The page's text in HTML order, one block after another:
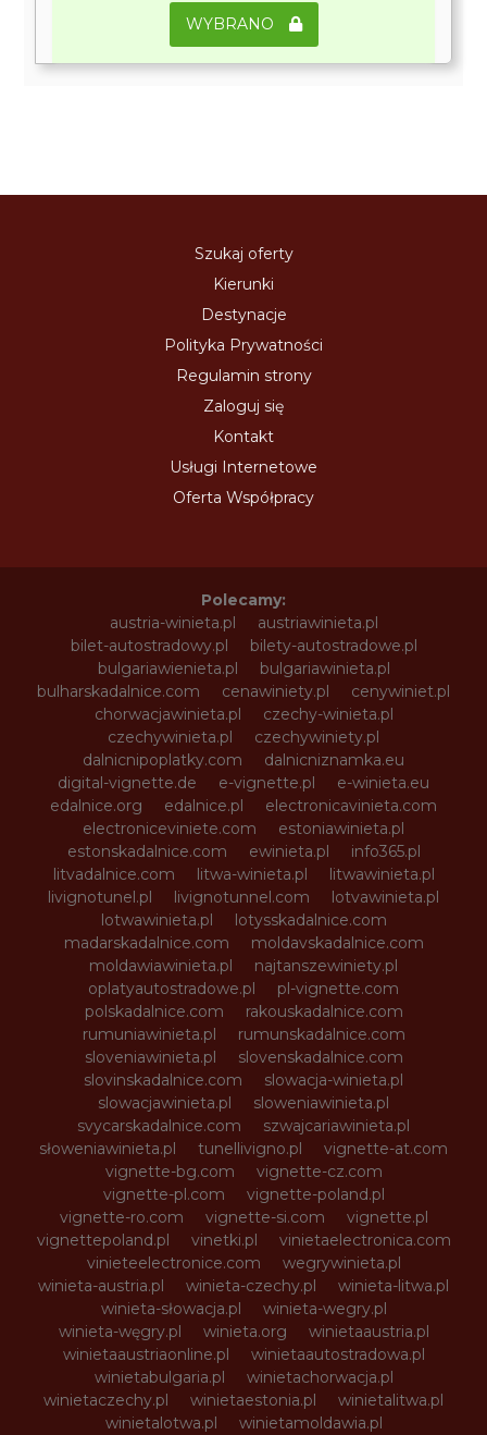
WYBRANO
Szukaj oferty
Kierunki
Destynacje
Polityka Prywatności
Regulamin strony
Zaloguj się
Kontakt
Usługi Internetowe
Oferta Współpracy
Polecamy:
austria-winieta.pl
austriawinieta.pl
bilet-autostradowy.pl
bilety-autostradowe.pl
bulgariawienieta.pl
bulgariawinieta.pl
bulharskadalnice.com
cenawiniety.pl
cenywiniet.pl
chorwacjawinieta.pl
czechy-winieta.pl
czechywinieta.pl
czechywiniety.pl
dalnicnipoplatky.com
dalnicniznamka.eu
digital-vignette.de
e-vignette.pl
e-winieta.eu
edalnice.org
edalnice.pl
electronicavinieta.com
electroniceviniete.com
estoniawinieta.pl
estonskadalnice.com
ewinieta.pl
info365.pl
litvadalnice.com
litwa-winieta.pl
litwawinieta.pl
livignotunel.pl
livignotunnel.com
lotvawinieta.pl
lotwawinieta.pl
lotysskadalnice.com
madarskadalnice.com
moldavskadalnice.com
moldawiawinieta.pl
najtanszewiniety.pl
oplatyautostradowe.pl
pl-vignette.com
polskadalnice.com
rakouskadalnice.com
rumuniawinieta.pl
rumunskadalnice.com
sloveniawinieta.pl
slovenskadalnice.com
slovinskadalnice.com
slowacja-winieta.pl
slowacjawinieta.pl
sloweniawinieta.pl
svycarskadalnice.com
szwajcariawinieta.pl
słoweniawinieta.pl
tunellivigno.pl
vignette-at.com
vignette-bg.com
vignette-cz.com
vignette-pl.com
vignette-poland.pl
vignette-ro.com
vignette-si.com
vignette.pl
vignettepoland.pl
vinetki.pl
vinietaelectronica.com
vinieteelectronice.com
wegrywinieta.pl
winieta-austria.pl
winieta-czechy.pl
winieta-litwa.pl
winieta-słowacja.pl
winieta-wegry.pl
winieta-węgry.pl
winieta.org
winietaaustria.pl
winietaaustriaonline.pl
winietaautostradowa.pl
winietabulgaria.pl
winietachorwacja.pl
winietaczechy.pl
winietaestonia.pl
winietalitwa.pl
winietalotwa.pl
winietamoldawia.pl